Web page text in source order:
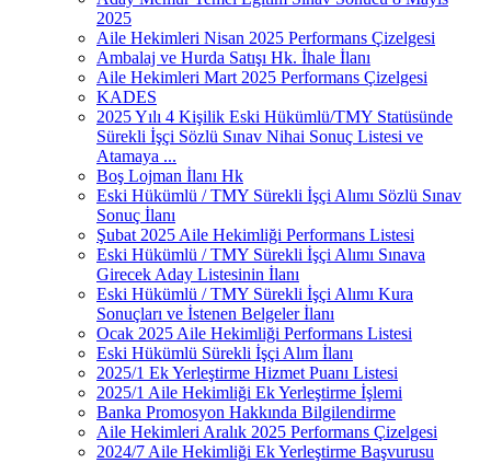
2025
Aile Hekimleri Nisan 2025 Performans Çizelgesi
Ambalaj ve Hurda Satışı Hk. İhale İlanı
Aile Hekimleri Mart 2025 Performans Çizelgesi
KADES
2025 Yılı 4 Kişilik Eski Hükümlü/TMY Statüsünde
Sürekli İşçi Sözlü Sınav Nihai Sonuç Listesi ve
Atamaya ...
Boş Lojman İlanı Hk
Eski Hükümlü / TMY Sürekli İşçi Alımı Sözlü Sınav
Sonuç İlanı
Şubat 2025 Aile Hekimliği Performans Listesi
Eski Hükümlü / TMY Sürekli İşçi Alımı Sınava
Girecek Aday Listesinin İlanı
Eski Hükümlü / TMY Sürekli İşçi Alımı Kura
Sonuçları ve İstenen Belgeler İlanı
Ocak 2025 Aile Hekimliği Performans Listesi
Eski Hükümlü Sürekli İşçi Alım İlanı
2025/1 Ek Yerleştirme Hizmet Puanı Listesi
2025/1 Aile Hekimliği Ek Yerleştirme İşlemi
Banka Promosyon Hakkında Bilgilendirme
Aile Hekimleri Aralık 2025 Performans Çizelgesi
2024/7 Aile Hekimliği Ek Yerleştirme Başvurusu